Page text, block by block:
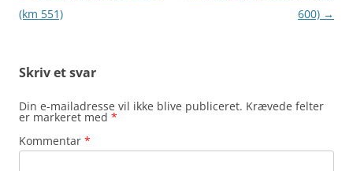
(km 551)
600) →
Skriv et svar
Din e-mailadresse vil ikke blive publiceret. Krævede felter
er markeret med *
Kommentar *